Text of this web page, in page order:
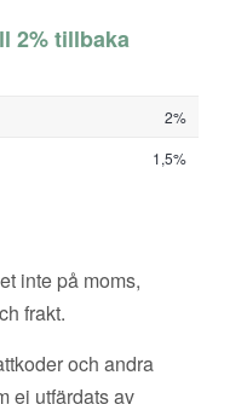
2% tillbaka
2%
1,5%
inte på moms,
frakt.
och andra
ej utfärdats av